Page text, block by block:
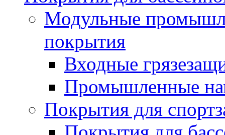
Модульные
покрытия
Входные
Промышленные
Покрытия для